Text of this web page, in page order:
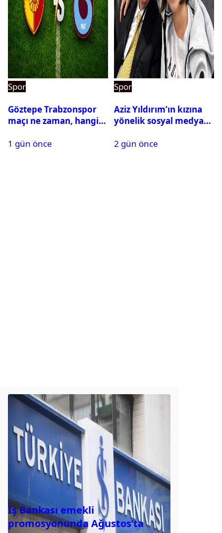
Spor
Göztepe Trabzonspor
maçı ne zaman, hangi
oynayacak mı?
1 gün önce
Spor
Aziz Yıldırım’ın kızına
yönelik sosyal medya
hakkında karar çıktı
2 gün önce
İş Bankası emekli
promosyonunda Ağustos’ta